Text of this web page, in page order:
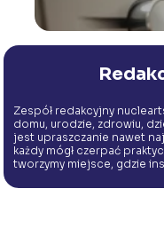
Zespół redakcyjny
domu, urodzie, zdrowiu,
jest upraszczanie nawet
każdy mógł czerpać
tworzymy miejsce, gdzie